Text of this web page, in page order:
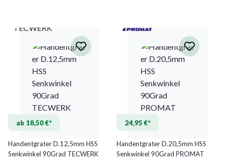
TECWERK
ab 18,50 €*
Handentgrater D.12,5mm HSS
Senkwinkel 90Grad TECWERK
24,95 €*
Handentgrater D.20,5mm HSS
Senkwinkel 90Grad PROMAT